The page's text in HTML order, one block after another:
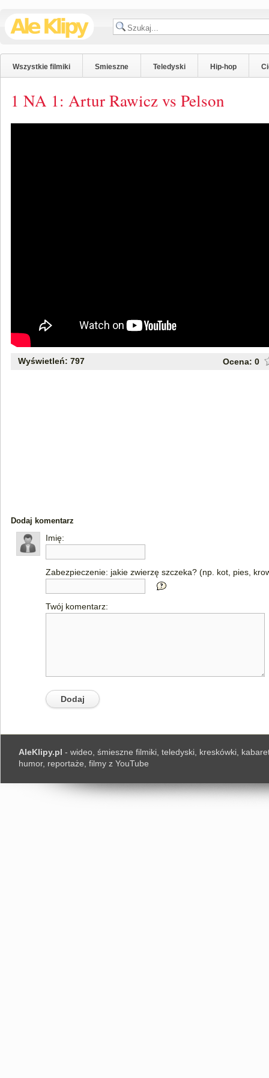
Wszystkie filmiki Smieszne Teledyski Hip-hop
1 NA 1: Artur Rawicz vs Pelson
Wyświetleń: 797 Ocena: 0
Dodaj komentarz
Imię:
Zabezpieczenie: jakie zwierzę szczeka? (np. kot, pies,
Twój komentarz:
AleKlipy.pl - wideo, śmieszne filmiki, teledyski, kreskówki,
humor, reportaże, filmy z YouTube